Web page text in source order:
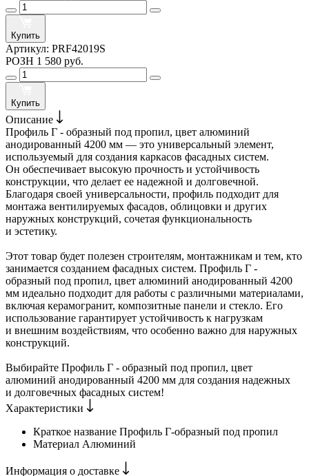
Купить
Артикул: PRF42019S
РОЗН 1 580 руб.
Купить
Описание
Профиль Г - образный под пропил, цвет алюминий
анодированный 4200 мм — это универсальный элемент,
используемый для создания каркасов фасадных систем.
Он обеспечивает высокую прочность и устойчивость
конструкции, что делает ее надежной и долговечной.
Благодаря своей универсальности, профиль подходит для
монтажа вентилируемых фасадов, облицовки и других
наружных конструкций, сочетая функциональность
и эстетику.
Этот товар будет полезен строителям, монтажникам и тем, кто
занимается созданием фасадных систем. Профиль Г -
образный под пропил, цвет алюминий анодированный 4200
мм идеально подходит для работы с различными материалами,
включая керамогранит, композитные панели и стекло. Его
использование гарантирует устойчивость к нагрузкам
и внешним воздействиям, что особенно важно для наружных
конструкций.
Выбирайте Профиль Г - образный под пропил, цвет
алюминий анодированный 4200 мм для создания надежных
и долговечных фасадных систем!
Характеристики
Краткое название Профиль Г-образный под пропил
Материал Алюминий
Информация о доставке